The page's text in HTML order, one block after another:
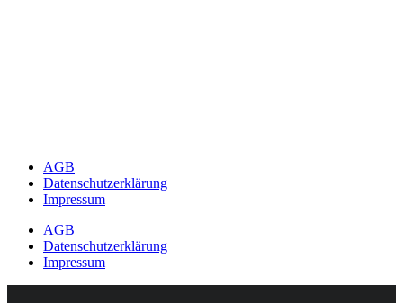
AGB
Datenschutzerklärung
Impressum
AGB
Datenschutzerklärung
Impressum